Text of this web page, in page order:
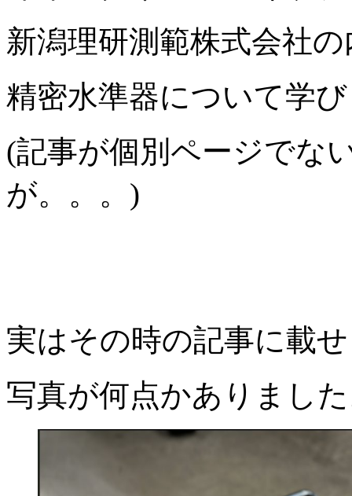
新潟理研測範株式会社
精密水準器について学
(記事が個別ページでな
が。。。)
実はその時の記事に載
写真が何点かありまし